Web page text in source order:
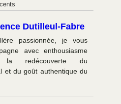
Dutilleul-Fabre
passionnée, je vous
avec enthousiasme
la redécouverte du
et du goût authentique du